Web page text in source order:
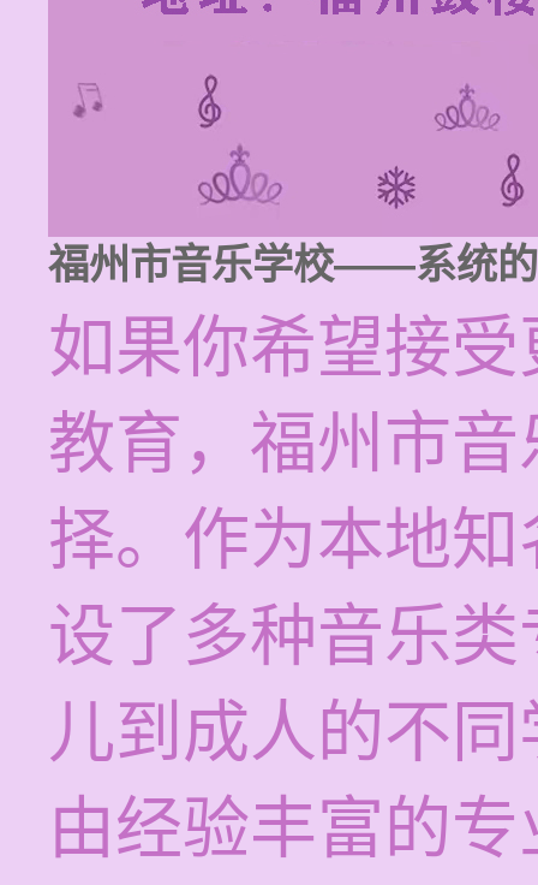
福州市音乐学校——系统
如果你希望接
教育，福州市
择。作为本地
设了多种音乐
儿到成人的不
由经验丰富的